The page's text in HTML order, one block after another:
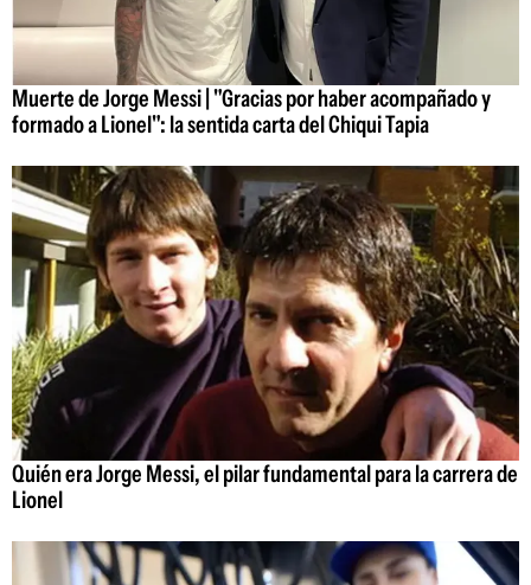
Muerte de Jorge Messi | "Gracias por haber acompañado y
formado a Lionel": la sentida carta del Chiqui Tapia
Quién era Jorge Messi, el pilar fundamental para la carrera de
Lionel